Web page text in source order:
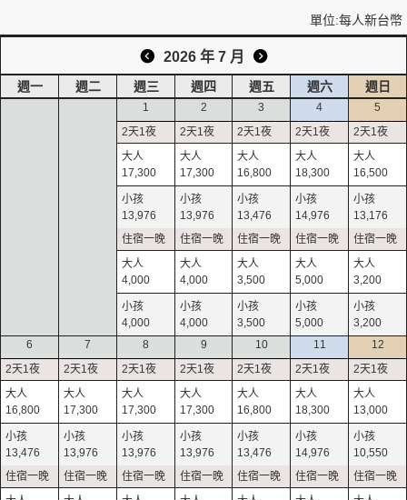
單位:每人新台幣
2026 年 7 月
週一 週二 週三 週四 週五 週六 週日
1
17,300
13,976
4,000
4,000
2
17,300
13,976
4,000
4,000
3
16,800
13,476
3,500
3,500
4
18,300
14,976
5,000
5,000
5
16,500
13,176
3,200
3,200
6
16,800
13,476
7
17,300
13,976
8
17,300
13,976
9
17,300
13,976
10
16,800
13,476
11
18,300
14,976
12
13,000
10,550